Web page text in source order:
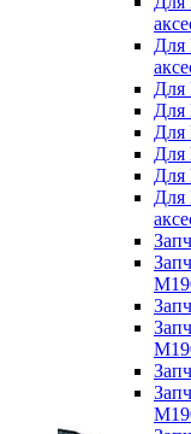
Для
Для
Для
Для
Для
Для
Для